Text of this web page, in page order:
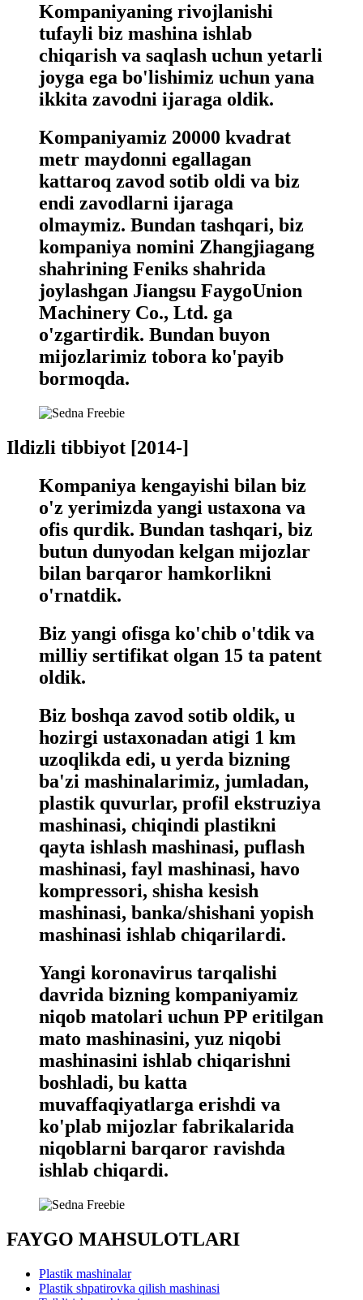
Kompaniyaning rivojlanishi
tufayli biz mashina ishlab
chiqarish va saqlash uchun yetarli
joyga ega bo'lishimiz uchun yana
ikkita zavodni ijaraga oldik.
Kompaniyamiz 20000 kvadrat
metr maydonni egallagan
kattaroq zavod sotib oldi va biz
endi zavodlarni ijaraga
olmaymiz. Bundan tashqari, biz
kompaniya nomini Zhangjiagang
shahrining Feniks shahrida
joylashgan Jiangsu FaygoUnion
Machinery Co., Ltd. ga
o'zgartirdik. Bundan buyon
mijozlarimiz tobora ko'payib
bormoqda.
Ildizli tibbiyot [2014-]
Kompaniya kengayishi bilan biz
o'z yerimizda yangi ustaxona va
ofis qurdik. Bundan tashqari, biz
butun dunyodan kelgan mijozlar
bilan barqaror hamkorlikni
o'rnatdik.
Biz yangi ofisga ko'chib o'tdik va
milliy sertifikat olgan 15 ta patent
oldik.
Biz boshqa zavod sotib oldik, u
hozirgi ustaxonadan atigi 1 km
uzoqlikda edi, u yerda bizning
ba'zi mashinalarimiz, jumladan,
plastik quvurlar, profil ekstruziya
mashinasi, chiqindi plastikni
qayta ishlash mashinasi, puflash
mashinasi, fayl mashinasi, havo
kompressori, shisha kesish
mashinasi, banka/shishani yopish
mashinasi ishlab chiqarilardi.
Yangi koronavirus tarqalishi
davrida bizning kompaniyamiz
niqob matolari uchun PP eritilgan
mato mashinasini, yuz niqobi
mashinasini ishlab chiqarishni
boshladi, bu katta
muvaffaqiyatlarga erishdi va
ko'plab mijozlar fabrikalarida
niqoblarni barqaror ravishda
ishlab chiqardi.
FAYGO MAHSULOTLARI
Plastik mashinalar
Plastik shpatirovka qilish mashinasi